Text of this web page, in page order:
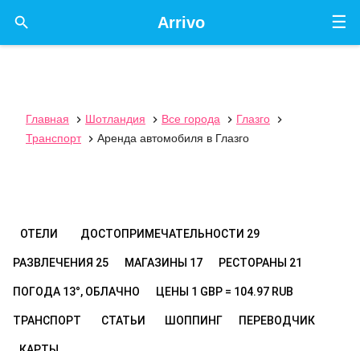
☰
Arrivo

Главная  Шотландия  Все города  Глазго

Транспорт
 Аренда автомобиля в Глазго
ОТЕЛИ ДОСТОПРИМЕЧАТЕЛЬНОСТИ 29
РАЗВЛЕЧЕНИЯ 25 МАГАЗИНЫ 17 РЕСТОРАНЫ 21
ПОГОДА 13°, ОБЛАЧНО ЦЕНЫ 1 GBP = 104.97 RUB
ТРАНСПОРТ СТАТЬИ ШОППИНГ ПЕРЕВОДЧИК